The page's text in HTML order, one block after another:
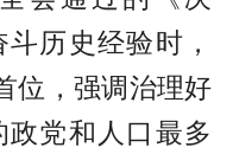
历史经验时，
位，强调治理好
党和人口最多